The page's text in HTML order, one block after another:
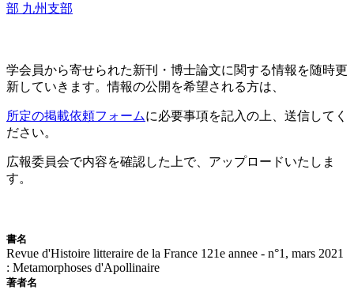
部 九州支部
学会員から寄せられた新刊・ 博士論文に関する情報を随時更
新していきます。情報の公開を希望される方は、
所定の掲載依頼フォームに必要事項を記入の上、送信してく
ださい。
広報委員会で内容を確認した上で、アップロードいたしま
す。
書名
Revue d'Histoire litteraire de la France 121e annee - n°1, mars 2021
: Metamorphoses d'Apollinaire
著者名